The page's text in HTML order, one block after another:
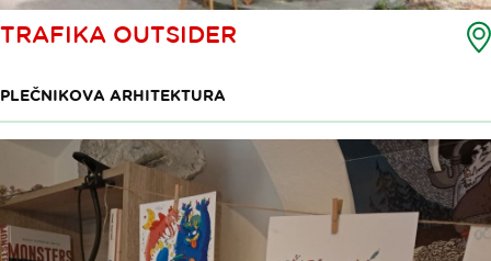
TRAFIKA OUTSIDER
PLEČNIKOVA ARHITEKTURA